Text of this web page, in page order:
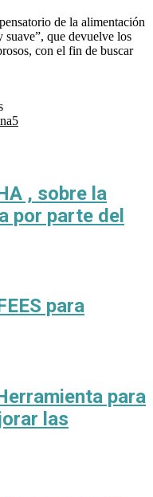
de la alimentación
suave”, que devuelve los
con el fin de buscar
5
, sobre la
por parte del
para
para
las